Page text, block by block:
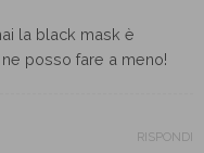
la black mask è
posso fare a meno!
RISPONDI